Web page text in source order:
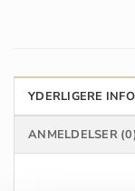
YDERLIGERE
ANMELDELSER